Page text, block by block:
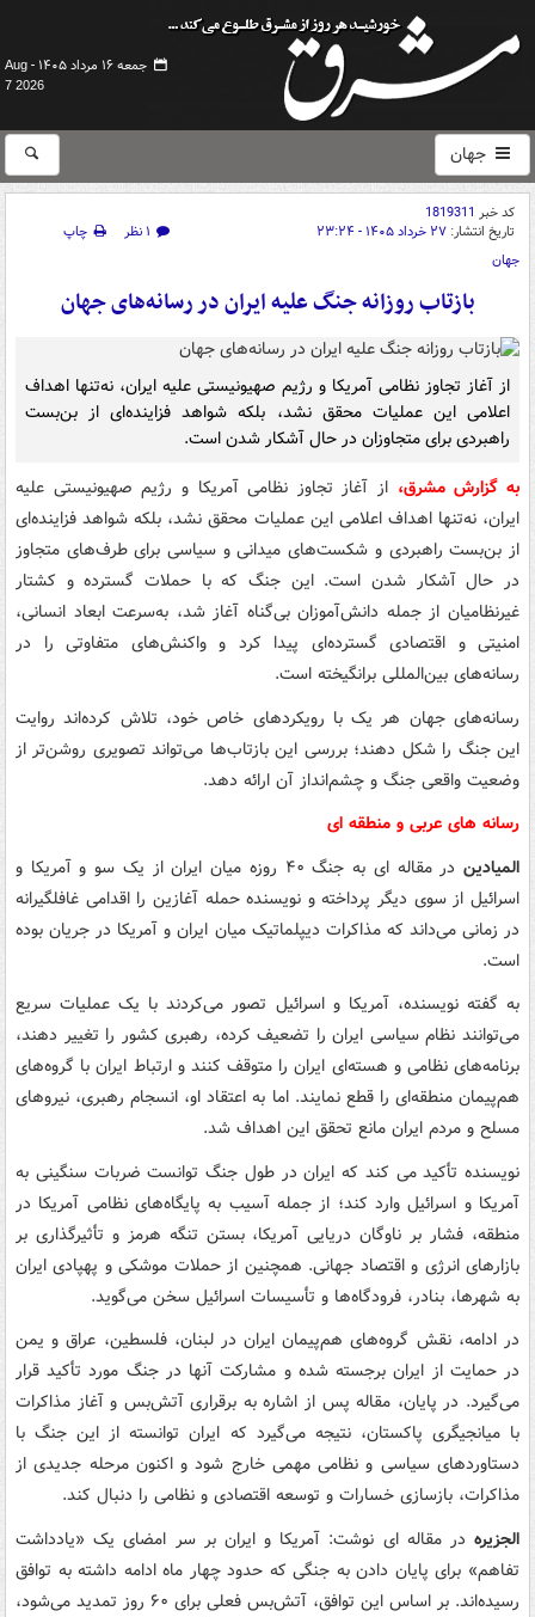
جمعه ۱۶ مرداد ۱۴۰۵ -
Aug
7 2026
جهان
کد خبر 1819311
تاریخ انتشار: ۲۷ خرداد ۱۴۰۵ - ۲۳:۲۴ ۱ نظر
چاپ
جهان
بازتاب روزانه جنگ علیه ایران در رسانه‌های جهان
از آغاز تجاوز نظامی آمریکا و رژیم صهیونیستی علیه ایران، نه‌تنها اهداف
اعلامی این عملیات محقق نشد، بلکه شواهد فزاینده‌ای از بن‌بست
راهبردی برای متجاوزان در حال آشکار شدن است.
به گزارش مشرق، از آغاز تجاوز نظامی آمریکا و رژیم صهیونیستی علیه
ایران، نه‌تنها اهداف اعلامی این عملیات محقق نشد، بلکه شواهد فزاینده‌ای
از بن‌بست راهبردی و شکست‌های میدانی و سیاسی برای طرف‌های متجاوز
در حال آشکار شدن است. این جنگ که با حملات گسترده و کشتار
غیرنظامیان از جمله دانش‌آموزان بی‌گناه آغاز شد، به‌سرعت ابعاد انسانی،
امنیتی و اقتصادی گسترده‌ای پیدا کرد و واکنش‌های متفاوتی را در
رسانه‌های بین‌المللی برانگیخته است.
رسانه‌های جهان هر یک با رویکردهای خاص خود، تلاش کرده‌اند روایت
این جنگ را شکل دهند؛ بررسی این بازتاب‌ها می‌تواند تصویری روشن‌تر از
وضعیت واقعی جنگ و چشم‌انداز آن ارائه دهد.
رسانه های عربی و منطقه ای
المیادین
در مقاله ای به جنگ ۴۰ روزه میان ایران از یک سو و آمریکا و
اسرائیل از سوی دیگر پرداخته و نویسنده حمله آغازین را اقدامی غافلگیرانه
در زمانی می‌داند که مذاکرات دیپلماتیک میان ایران و آمریکا در جریان بوده
است.
به گفته نویسنده، آمریکا و اسرائیل تصور می‌کردند با یک عملیات سریع
می‌توانند نظام سیاسی ایران را تضعیف کرده، رهبری کشور را تغییر دهند،
برنامه‌های نظامی و هسته‌ای ایران را متوقف کنند و ارتباط ایران با گروه‌های
هم‌پیمان منطقه‌ای را قطع نمایند. اما به اعتقاد او، انسجام رهبری، نیروهای
مسلح و مردم ایران مانع تحقق این اهداف شد.
نویسنده تأکید می کند که ایران در طول جنگ توانست ضربات سنگینی به
آمریکا و اسرائیل وارد کند؛ از جمله آسیب به پایگاه‌های نظامی آمریکا در
منطقه، فشار بر ناوگان دریایی آمریکا، بستن تنگه هرمز و تأثیرگذاری بر
بازارهای انرژی و اقتصاد جهانی. همچنین از حملات موشکی و پهپادی ایران
به شهرها، بنادر، فرودگاه‌ها و تأسیسات اسرائیل سخن می‌گوید.
در ادامه، نقش گروه‌های هم‌پیمان ایران در لبنان، فلسطین، عراق و یمن
در حمایت از ایران برجسته شده و مشارکت آنها در جنگ مورد تأکید قرار
می‌گیرد. در پایان، مقاله پس از اشاره به برقراری آتش‌بس و آغاز مذاکرات
با میانجیگری پاکستان، نتیجه می‌گیرد که ایران توانسته از این جنگ با
دستاوردهای سیاسی و نظامی مهمی خارج شود و اکنون مرحله جدیدی از
مذاکرات، بازسازی خسارات و توسعه اقتصادی و نظامی را دنبال کند.
الجزیره در مقاله ای نوشت: آمریکا و ایران بر سر امضای یک «یادداشت
تفاهم» برای پایان دادن به جنگی که حدود چهار ماه ادامه داشته به توافق
رسیده‌اند. بر اساس این توافق، آتش‌بس فعلی برای ۶۰ روز تمدید می‌شود،